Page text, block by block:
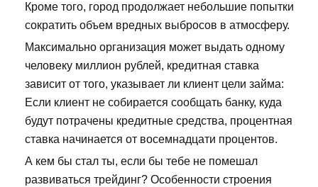
Кроме того, город продолжает небольшие попытки
сократить объем вредных выбросов в атмосферу.
Максимально организация может выдать одному
человеку миллион рублей, кредитная ставка
зависит от того, указывает ли клиент цели займа:
Если клиент не собирается сообщать банку, куда
будут потрачены кредитные средства, процентная
ставка начинается от восемнадцати процентов.
А кем бы стал ты, если бы тебе не помешал
развиваться трейдинг? Особенности строения